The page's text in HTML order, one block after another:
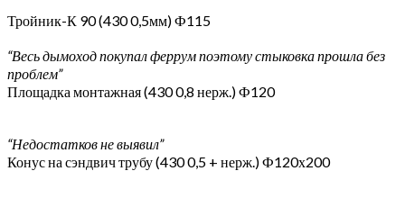
Тройник-К 90 (430 0,5мм) Ф115
“Весь дымоход покупал феррум поэтому стыковка прошла без
проблем”
Площадка монтажная (430 0,8 нерж.) Ф120
“Недостатков не выявил”
Конус на сэндвич трубу (430 0,5 + нерж.) Ф120х200